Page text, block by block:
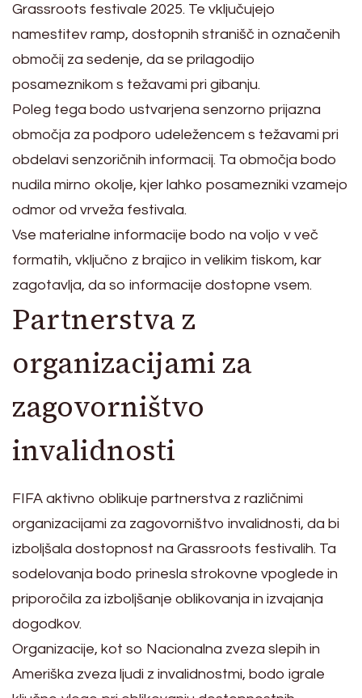
Grassroots festivale 2025. Te vključujejo
namestitev ramp, dostopnih stranišč in označenih
območij za sedenje, da se prilagodijo
posameznikom s težavami pri gibanju.
Poleg tega bodo ustvarjena senzorno prijazna
območja za podporo udeležencem s težavami pri
obdelavi senzoričnih informacij. Ta območja bodo
nudila mirno okolje, kjer lahko posamezniki vzamejo
odmor od vrveža festivala.
Vse materialne informacije bodo na voljo v več
formatih, vključno z brajico in velikim tiskom, kar
zagotavlja, da so informacije dostopne vsem.
Partnerstva z
organizacijami za
zagovorništvo
invalidnosti
FIFA aktivno oblikuje partnerstva z različnimi
organizacijami za zagovorništvo invalidnosti, da bi
izboljšala dostopnost na Grassroots festivalih. Ta
sodelovanja bodo prinesla strokovne vpoglede in
priporočila za izboljšanje oblikovanja in izvajanja
dogodkov.
Organizacije, kot so Nacionalna zveza slepih in
Ameriška zveza ljudi z invalidnostmi, bodo igrale